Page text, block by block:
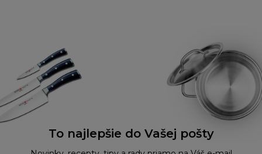
To najlepšie do Vašej pošty